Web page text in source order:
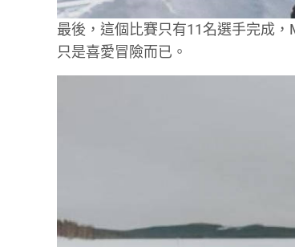
最後，這個比賽只有11名選手完成
只是喜愛冒險而已。